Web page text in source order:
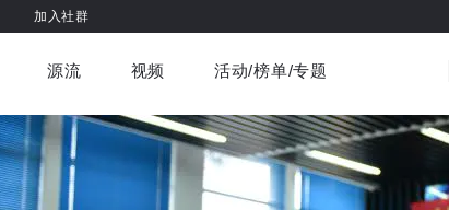
加入社群
车与出行 商业消费 社会文化 金融财经
健康 书影音 医疗
源流 视频
虎嗅视界 视频精选
活动/榜单/专题